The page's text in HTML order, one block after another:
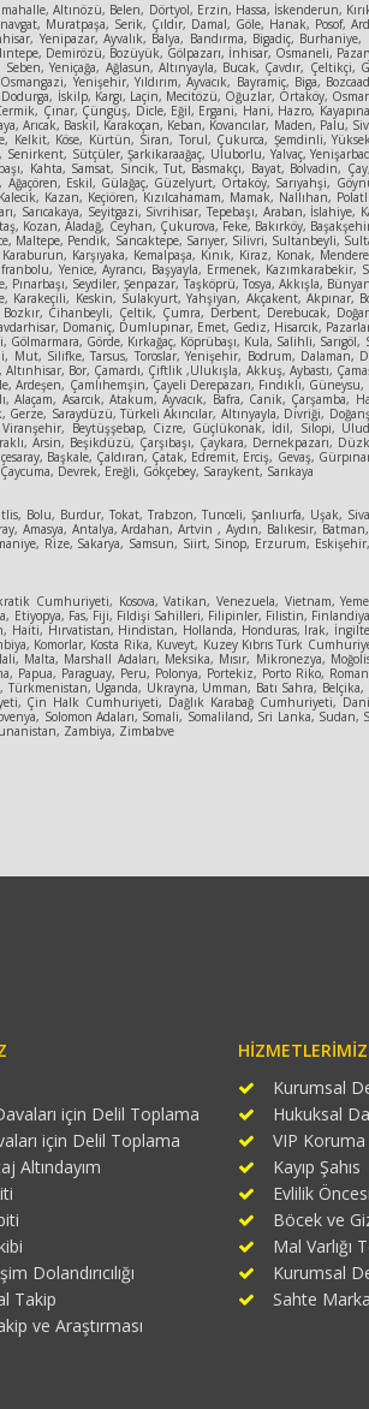
Altınözü, Belen, Dörtyol, Erzin, Hassa, İskenderun,
Muratpaşa, Serik, Çıldır, Damal, Göle, Hanak, Posof,
Yenipazar, Ayvalık, Balya, Bandırma, Bigadiç,
Demirözü, Bozüyük, Gölpazarı, İnhisar, Osmaneli,
Yeniçağa, Ağlasun, Altınyayla, Bucak, Çavdır, Çeltikçi,
Yenişehir, Yıldırım, Ayvacık, Bayramiç, Biga,
İskilp, Kargı, Laçin, Mecitözü, Oğuzlar, Ortaköy,
Çınar, Çüngüş, Dicle, Eğil, Ergani, Hani, Hazro,
Arıcak, Baskil, Karakoçan, Keban, Kovancılar, Maden, Palu,
Kelkit, Köse, Kürtün, Siran, Torul, Çukurca, Şemdinli,
Sütçüler, Şarkikaraağaç, Uluborlu, Yalvaç,
Kahta, Samsat, Sincik, Tut, Basmakçı, Bayat, Bolvadin,
Eskil, Gülağaç, Güzelyurt, Ortaköy, Sarıyahşi,
Kazan, Keçiören, Kızılcahamam, Mamak, Nallıhan,
Seyitgazi, Sivrihisar, Tepebaşı, Araban, İslahiye,
Kozan, Aladağ, Ceyhan, Çukurova, Feke, Bakırköy,
Maltepe, Pendik, Sancaktepe, Sarıyer, Silivri, Sultanbeyli,
Karşıyaka, Kemalpaşa, Kınık, Kiraz, Konak,
Yenice, Ayrancı, Başyayla, Ermenek, Kazımkarabekir,
Seydiler, Şenpazar, Taşköprü, Tosya, Akkışla,
Karakeçili, Keskin, Sulakyurt, Yahşiyan, Akçakent, Akpınar,
Cihanbeyli, Çeltik, Çumra, Derbent, Derebucak,
Domaniç, Dumlupınar, Emet, Gediz, Hisarcık,
Görde, Kırkağaç, Köprübaşı, Kula, Salihli,
Silifke, Tarsus, Toroslar, Yenişehir, Bodrum, Dalaman,
Bor, Çamardı, Çiftlik ,Ulukışla, Akkuş, Aybastı,
Çamlıhemşin, Çayeli Derepazarı, Fındıklı,
Asarcık, Atakum, Ayvacık, Bafra, Canik, Çarşamba,
Saraydüzü, Türkeli Akıncılar, Altınyayla, Divriği,
Beytüşşebap, Cizre, Güçlükonak, İdil, Silopi,
Arsin, Beşikdüzü, Çarşıbaşı, Çaykara, Dernekpazarı,
Başkale, Çaldıran, Çatak, Edremit, Erciş, Gevaş,
Devrek, Ereğli, Gökçebey, Saraykent, Sarıkaya
Bolu, Burdur, Tokat, Trabzon, Tunceli, Şanlıurfa, Uşak,
Amasya, Antalya, Ardahan, Artvin , Aydın, Balıkesir,
Rize, Sakarya, Samsun, Siirt, Sinop, Erzurum,
Cumhuriyeti, Kosova, Vatikan, Venezuela, Vietnam,
Fas, Fiji, Fildişi Sahilleri, Filipinler, Filistin,
Hırvatistan, Hindistan, Hollanda, Honduras, Irak,
Komorlar, Kosta Rika, Kuveyt, Kuzey Kıbrıs Türk
Malta, Marshall Adaları, Meksika, Mısır, Mikronezya,
Paraguay, Peru, Polonya, Portekiz, Porto Riko,
Uganda, Ukrayna, Umman, Batı Sahra,
Çin Halk Cumhuriyeti, Dağlık Karabağ Cumhuriyeti,
Solomon Adaları, Somali, Somaliland, Sri Lanka,
Zambiya, Zimbabve
için Delil Toplama
için Delil Toplama
Altındayım
Dolandırıcılığı
Takip
ve Araştırması
HIZMETLERIMIZ
Kurumsal
Hukuksal
VIP Koruma
Kayıp Şahıs
Evlilik
Böcek ve
Mal Varlığı
Kurumsal
Sahte